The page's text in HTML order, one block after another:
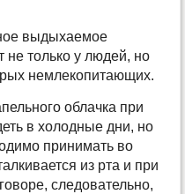
выдыхаемое
не только у людей, но
немлекопитающих.
облачка при
в холодные дни, но
принимать во
из рта и при
следовательно,